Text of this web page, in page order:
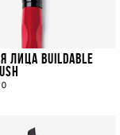
ЛИЦА BUILDABLE